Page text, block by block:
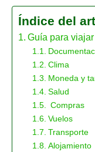
Índice del
Guía para
Clima
Moneda y
Salud
Compras
Vuelos
Transporte
Alojamiento